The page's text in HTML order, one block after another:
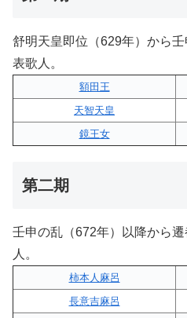
舒明天皇即位（629年）から
表歌人。
額田王
天智天皇
鏡王女
第二期
壬申の乱（672年）以降から
人。
柿本人麻呂
長意吉麻呂